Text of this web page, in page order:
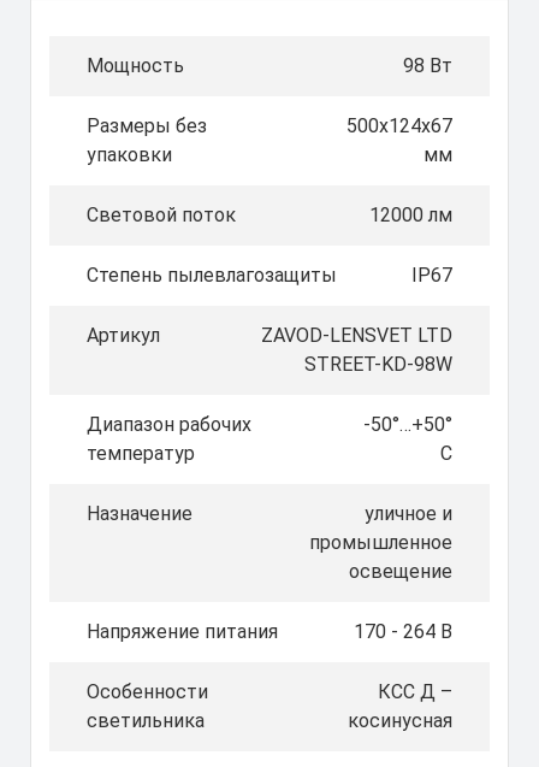
Мощность 98 Вт
Размеры без
упаковки
500х124х67
мм
Световой поток 12000 лм
Степень пылевлагозащиты IP67
Артикул
ZAVOD-LENSVET LTD
STREET-KD-98W
Диапазон рабочих
температур
-50°…+50°
C
Назначение
уличное и
промышленное
освещение
Напряжение питания 170 - 264 В
Особенности
светильника
КСС Д –
косинусная